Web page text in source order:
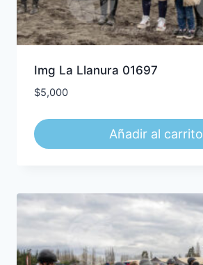
Img La Llanura 01697
$5,000
Añadir al carrito